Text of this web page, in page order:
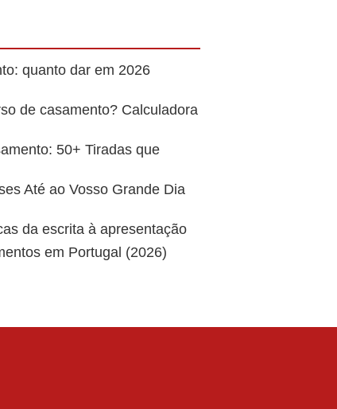
quanto dar em 2026
de casamento? Calculadora
50+ Tiradas que
Até ao Vosso Grande Dia
da escrita à apresentação
em Portugal (2026)